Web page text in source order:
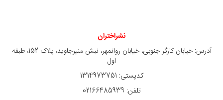
نشراختران
آدرس: خیابان کارگر جنوبی، خیابان روانمهر، نبش منیرجاوید، پلاک 152، طبقه
اول
کدپستی: 1314973751
تلفن: 02166485939